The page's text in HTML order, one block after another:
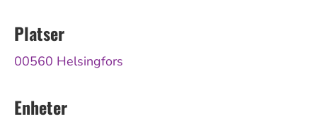
Platser
00560 Helsingfors
Enheter